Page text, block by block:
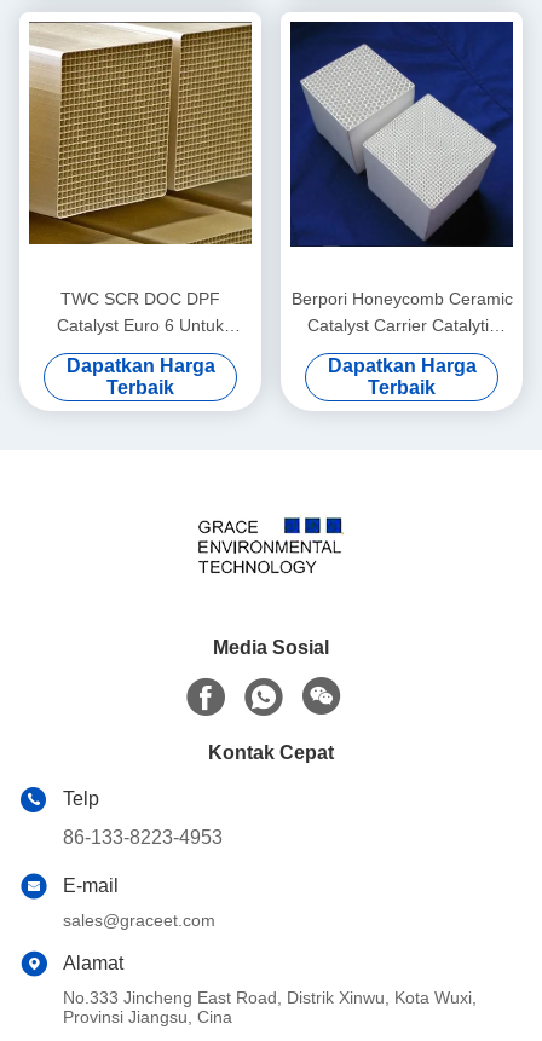
TWC SCR DOC DPF
Catalyst Euro 6 Untuk
Kendaraan Diesel Komersial
Berat
Dapatkan Harga
Terbaik
Berpori Honeycomb Ceramic
Catalyst Carrier Catalytic
Converter Bahan
Honeycomb
Dapatkan Harga
Terbaik
Media Sosial
Kontak Cepat
Telp
86-133-8223-4953
E-mail
sales@graceet.com
Alamat
No.333 Jincheng East Road, Distrik Xinwu, Kota Wuxi,
Provinsi Jiangsu, Cina